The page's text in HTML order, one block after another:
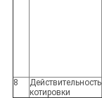
8
Действительность
котировки